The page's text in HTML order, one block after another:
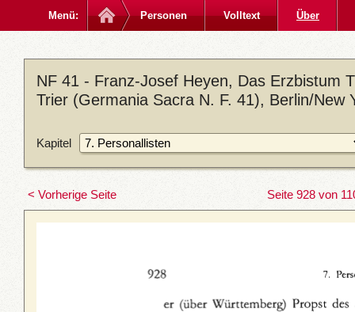
Menü: Personen Volltext Über
NF 41 - Franz-Josef Heyen, Das Erzbistum
Trier (Germania Sacra N. F. 41), Berlin/New
Kapitel
< Vorherige Seite Seite 928 von